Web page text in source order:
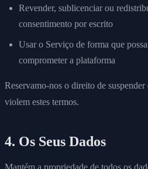
Revender, sublicenciar ou
consentimento por escrito
Usar o Serviço de forma que
comprometer a plataforma
Reservamo-nos o direito de
violem estes termos.
4. Os Seus Dados